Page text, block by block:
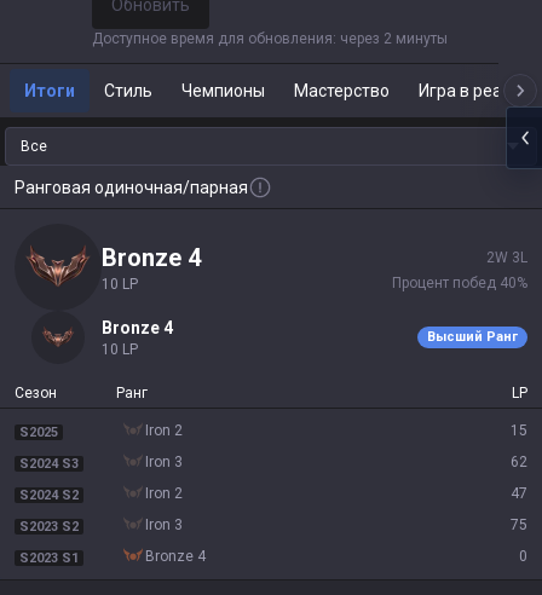
Обновить
Доступное время для обновления: через 2 минуты
Итоги Стиль Чемпионы Мастерство Игра в
Все
Ранговая одиночная/парная
bronze 4
10 LP
2W 3 L
Процент побед 40%
bronze 4
10 LP
Высший Ранг
Сезон Ранг LP
S2025 iron 2 15
S2024 S3 iron 3 62
S2024 S2 iron 2 47
S2023 S2 iron 3 75
S2023 S1 bronze 4 0